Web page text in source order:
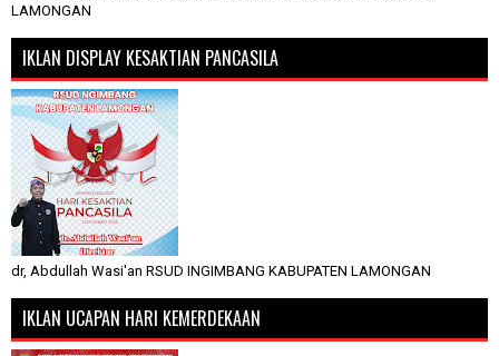
LAMONGAN
IKLAN DISPLAY KESAKTIAN PANCASILA
dr, Abdullah Wasi'an RSUD INGIMBANG KABUPATEN LAMONGAN
IKLAN UCAPAN HARI KEMERDEKAAN